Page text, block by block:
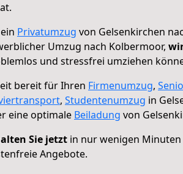
Privatumzug von Gelsenkirchen
Umzug nach Kolbermoor,
und stressfrei umziehen
bereit für Ihren Firmenumzug,
, Studentenumzug in
eine optimale Beiladung von
Sie jetzt in nur wenigen
Angebote.